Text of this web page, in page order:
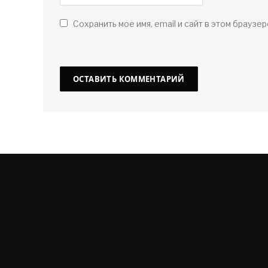
Сохранить мое имя, email и сайт в этом